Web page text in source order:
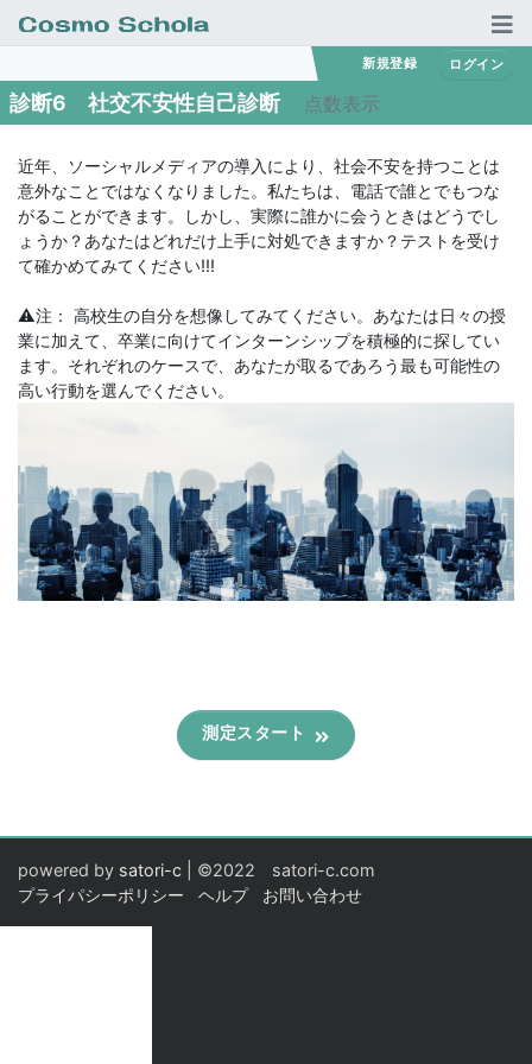
コンテンツにスキップする
新規登録 ログイン
診断6 社交不安性自己診断 点数表示
近年、ソーシャルメディアの導入により、社会不安を持つことは
意外なことではなくなりました。私たちは、電話で誰とでもつな
がることができます。しかし、実際に誰かに会うときはどうでし
ょうか？あなたはどれだけ上手に対処できますか？テストを受け
て確かめてみてください!!!
⚠️注： 高校生の自分を想像してみてください。あなたは日々の授
業に加えて、卒業に向けてインターンシップを積極的に探してい
ます。それぞれのケースで、あなたが取るであろう最も可能性の
高い行動を選んでください。
測定スタート
powered by satori-c | ©2022 satori-c.com
プライパシーポリシー
ヘルプ お問い合わせ
TOP
診断
利用規約
運営会社
MAIL